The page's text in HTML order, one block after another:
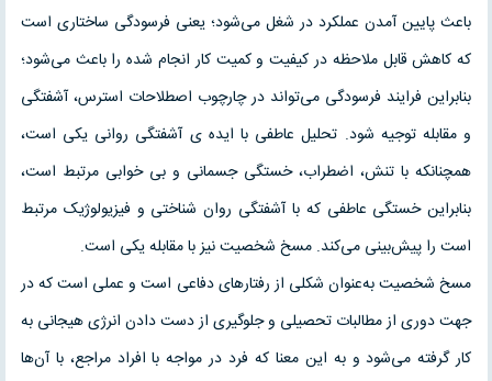
باعث پایین آمدن عملکرد در شغل می‌شود؛ یعنی فرسودگی ساختاری است
که کاهش قابل ملاحظه در کیفیت و کمیت کار انجام شده را باعث می‌شود؛
بنابراین فرایند فرسودگی می‌تواند در چارچوب اصطلاحات استرس، آشفتگی
و مقابله توجیه شود. تحلیل عاطفی با ایده ی آشفتگی روانی یکی است،
همچنانکه با تنش، اضطراب، خستگی جسمانی و بی خوابی مرتبط است،
بنابراین خستگی عاطفی که با آشفتگی روان شناختی و فیزیولوژیک مرتبط
است را پیش‌بینی می‌کند. مسخ شخصیت نیز با مقابله یکی است.
مسخ شخصیت به‌عنوان شکلی از رفتارهای دفاعی است و عملی است که در
جهت دوری از مطالبات تحصیلی و جلوگیری از دست دادن انرژی هیجانی به
کار گرفته می‌شود و به این معنا که فرد در مواجه با افراد مراجع، با آن‌ها